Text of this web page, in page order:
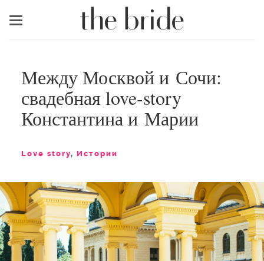
Меню
Между Москвой и Сочи:
свадебная love-story
Константина и Марии
Love story, Истории